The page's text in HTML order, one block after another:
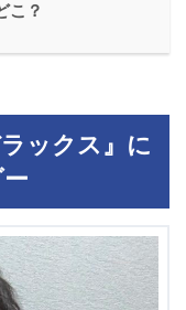
こ？
ックス』に